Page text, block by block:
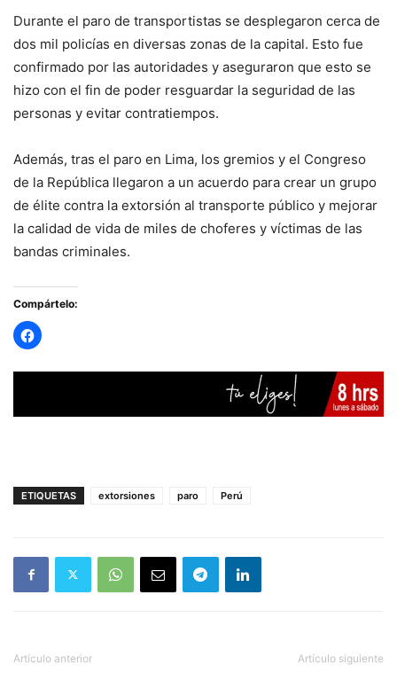
Durante el paro de transportistas se desplegaron cerca de
dos mil policías en diversas zonas de la capital. Esto fue
confirmado por las autoridades y aseguraron que esto se
hizo con el fin de poder resguardar la seguridad de las
personas y evitar contratiempos.
Además, tras el paro en Lima, los gremios y el Congreso
de la República llegaron a un acuerdo para crear un grupo
de élite contra la extorsión al transporte público y mejorar
la calidad de vida de miles de choferes y víctimas de las
bandas criminales.
Compártelo:
ETIQUETAS extorsiones paro Perú
Artículo anterior Artículo siguiente